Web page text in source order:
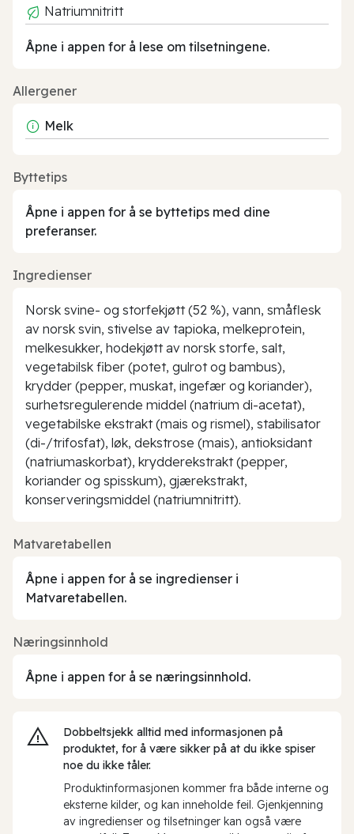
Natriumnitritt
Åpne i appen for å lese om tilsetningene.
Allergener
Melk
Byttetips
Åpne i appen for å se byttetips med dine
preferanser.
Ingredienser
Norsk svine- og storfekjøtt (52 %), vann, småflesk
av norsk svin, stivelse av tapioka, melkeprotein,
melkesukker, hodekjøtt av norsk storfe, salt,
vegetabilsk fiber (potet, gulrot og bambus),
krydder (pepper, muskat, ingefær og koriander),
surhetsregulerende middel (natrium di-acetat),
vegetabilske ekstrakt (mais og rismel), stabilisator
(di-/trifosfat), løk, dekstrose (mais), antioksidant
(natriumaskorbat), krydderekstrakt (pepper,
koriander og spisskum), gjærekstrakt,
konserveringsmiddel (natriumnitritt).
Matvaretabellen
Åpne i appen for å se ingredienser i
Matvaretabellen.
Næringsinnhold
Åpne i appen for å se næringsinnhold.
Dobbeltsjekk alltid med informasjonen på
produktet, for å være sikker på at du ikke spiser
noe du ikke tåler.
Produktinformasjonen kommer fra både interne og
eksterne kilder, og kan inneholde feil. Gjenkjenning
av ingredienser og tilsetninger kan også være